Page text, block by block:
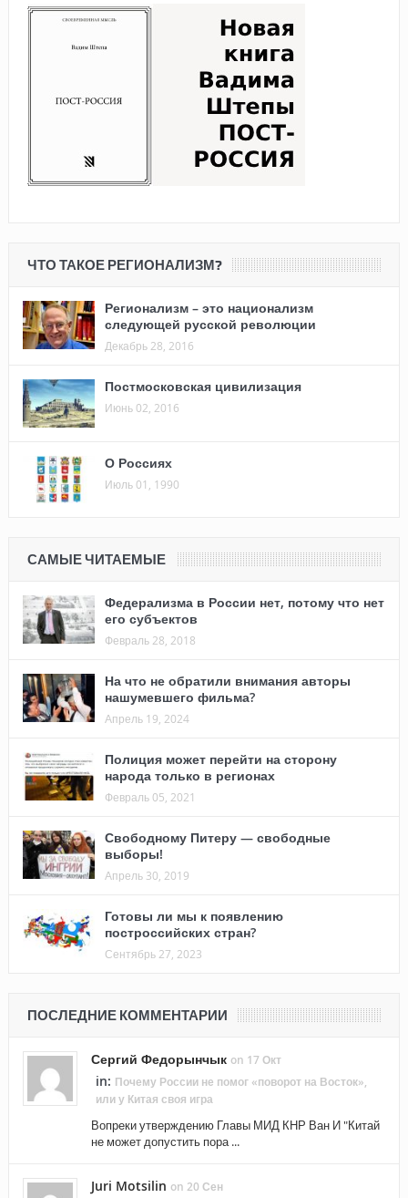
ЧТО ТАКОЕ РЕГИОНАЛИЗМ?
Регионализм – это национализм
следующей русской революции
Декабрь 28, 2016
Постмосковская цивилизация
Июнь 02, 2016
О Россиях
Июль 01, 1990
САМЫЕ ЧИТАЕМЫЕ
Федерализма в России нет, потому что нет
его субъектов
Февраль 28, 2018
На что не обратили внимания авторы
нашумевшего фильма?
Апрель 19, 2024
Полиция может перейти на сторону
народа только в регионах
Февраль 05, 2021
Свободному Питеру — свободные
выборы!
Апрель 30, 2019
Готовы ли мы к появлению
построссийских стран?
Сентябрь 27, 2023
ПОСЛЕДНИЕ КОММЕНТАРИИ
Сергий Федорынчык on 17 Окт
in: Почему России не помог «поворот на Восток»,
или у Китая своя игра
Вопреки утверждению Главы МИД КНР Ван И "Китай
не может допустить пора ...
Juri Motsilin on 20 Сен